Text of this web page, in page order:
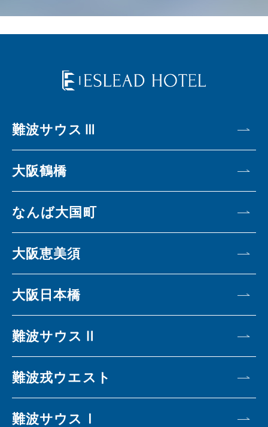
難波サウスⅢ
大阪鶴橋
なんば大国町
大阪恵美須
大阪日本橋
難波サウスⅡ
難波戎ウエスト
難波サウスⅠ